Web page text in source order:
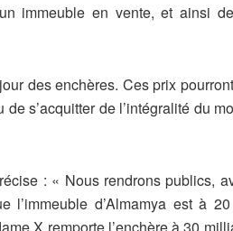
immeuble en vente, et ainsi
des enchères. Ces prix
s’acquitter de l’intégralité du
: « Nous rendrons publics,
d’Almamya est à
X remporte l’enchère à 30